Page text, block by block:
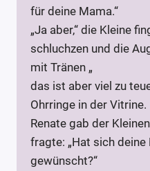
für deine Mama.“
„Ja aber,“ die Kleine
schluchzen und die
mit Tränen „
das ist aber viel zu
Ohrringe in der Vitrine.
Renate gab der
fragte: „Hat sich
gewünscht?“